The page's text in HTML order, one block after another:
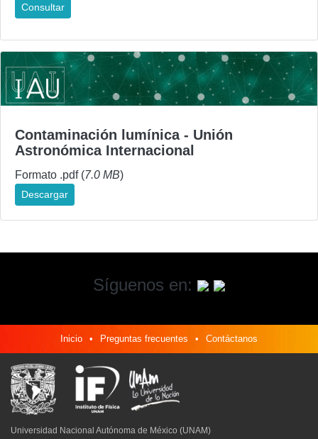
Consultar
Contaminación lumínica - Unión
Astronómica Internacional
Formato .pdf (7.0 MB)
Descargar
Síguenos en:
Inicio • Preguntas frecuentes • Contáctanos
Universidad Nacional Autónoma de México (UNAM)